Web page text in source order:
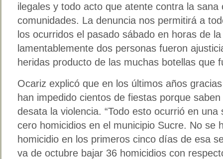
ilegales y todo acto que atente contra la sana
comunidades. La denuncia nos permitirá a
los ocurridos el pasado sábado en horas de
lamentablemente dos personas fueron
heridas producto de las muchas botellas que
Ocariz explicó que en los últimos años
han impedido cientos de fiestas porque
desata la violencia. “Todo esto ocurrió en
cero homicidios en el municipio Sucre. No se
homicidio en los primeros cinco días de esa
va de octubre bajar 36 homicidios con